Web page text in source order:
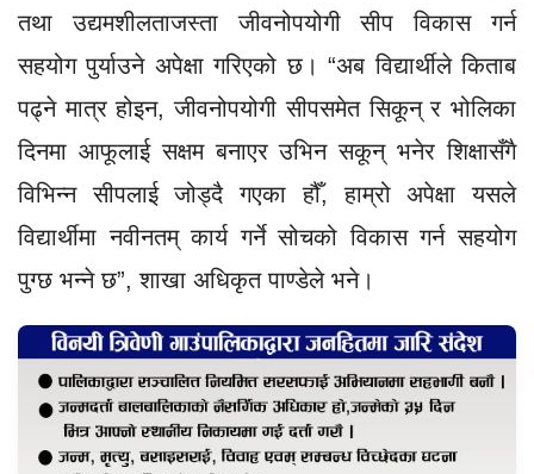
तथा उद्यमशीलताजस्ता जीवनोपयोगी सीप विकास गर्न
सहयोग पुर्याउने अपेक्षा गरिएको छ। “अब विद्यार्थीले किताब
पढ्ने मात्र होइन, जीवनोपयोगी सीपसमेत सिकून् र भोलिका
दिनमा आफूलाई सक्षम बनाएर उभिन सकून् भनेर शिक्षासँगै
विभिन्न सीपलाई जोड्दै गएका हौँ, हाम्रो अपेक्षा यसले
विद्यार्थीमा नवीनतम् कार्य गर्ने सोचको विकास गर्न सहयोग
पुग्छ भन्ने छ”, शाखा अधिकृत पाण्डेले भने।